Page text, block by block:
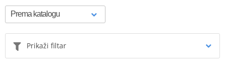
Prikaži filtar